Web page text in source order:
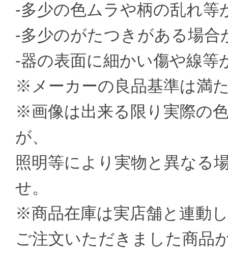
-多少の色ムラや柄の乱れ
-多少のがたつきがある場合
-器の表面に細かい傷や線
※メーカーの良品基準は満
※画像は出来る限り実際の
が、
照明等により実物と異なる
せ。
※商品在庫は実店舗と連動
ご注文いただきました商品